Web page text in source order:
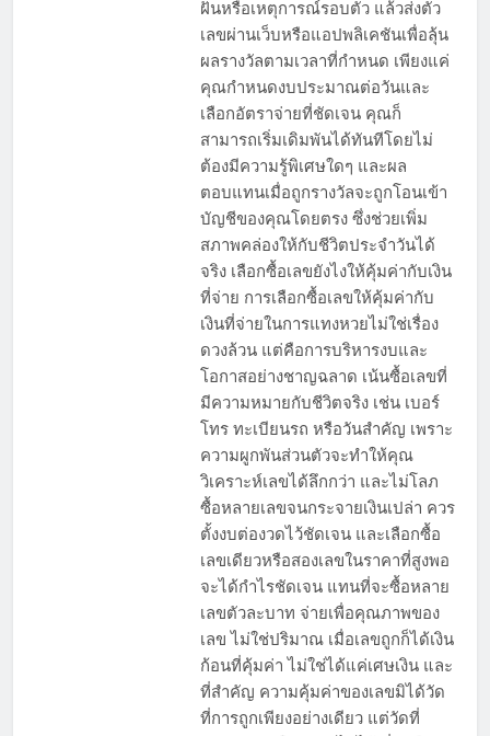
ฝันหรือเหตุการณ์รอบตัว แล้วส่งตัว
เลขผ่านเว็บหรือแอปพลิเคชันเพื่อลุ้น
ผลรางวัลตามเวลาที่กำหนด เพียงแค่
คุณกำหนดงบประมาณต่อวันและ
เลือกอัตราจ่ายที่ชัดเจน คุณก็
สามารถเริ่มเดิมพันได้ทันทีโดยไม่
ต้องมีความรู้พิเศษใดๆ และผล
ตอบแทนเมื่อถูกรางวัลจะถูกโอนเข้า
บัญชีของคุณโดยตรง ซึ่งช่วยเพิ่ม
สภาพคล่องให้กับชีวิตประจำวันได้
จริง เลือกซื้อเลขยังไงให้คุ้มค่ากับเงิน
ที่จ่าย การเลือกซื้อเลขให้คุ้มค่ากับ
เงินที่จ่ายในการแทงหวยไม่ใช่เรื่อง
ดวงล้วน แต่คือการบริหารงบและ
โอกาสอย่างชาญฉลาด เน้นซื้อเลขที่
มีความหมายกับชีวิตจริง เช่น เบอร์
โทร ทะเบียนรถ หรือวันสำคัญ เพราะ
ความผูกพันส่วนตัวจะทำให้คุณ
วิเคราะห์เลขได้ลึกกว่า และไม่โลภ
ซื้อหลายเลขจนกระจายเงินเปล่า ควร
ตั้งงบต่องวดไว้ชัดเจน และเลือกซื้อ
เลขเดียวหรือสองเลขในราคาที่สูงพอ
จะได้กำไรชัดเจน แทนที่จะซื้อหลาย
เลขตัวละบาท จ่ายเพื่อคุณภาพของ
เลข ไม่ใช่ปริมาณ เมื่อเลขถูกก็ได้เงิน
ก้อนที่คุ้มค่า ไม่ใช่ได้แค่เศษเงิน และ
ที่สำคัญ ความคุ้มค่าของเลขมิได้วัด
ที่การถูกเพียงอย่างเดียว แต่วัดที่